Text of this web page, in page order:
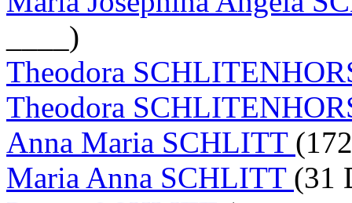
____)
Theodora
Theodora
Anna Maria SCHLITT
Maria Anna SCHLITT (31